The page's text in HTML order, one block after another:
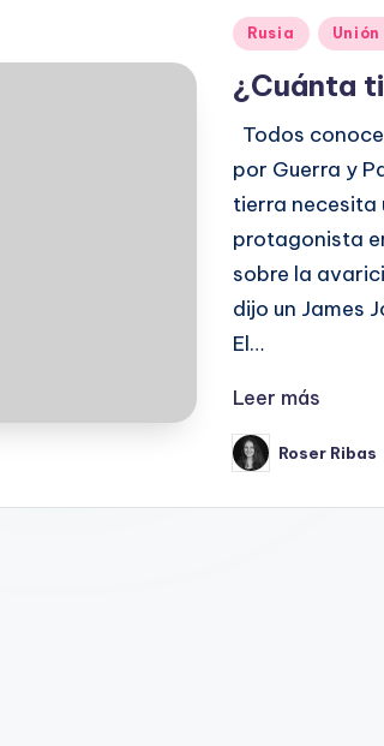
Publicado
Rusia
¿Cuánta
Todos
por Guerra y
tierra necesita
protagonista
sobre la
dijo un James
El…
Leer más
Publicado
por
Roser Ribas